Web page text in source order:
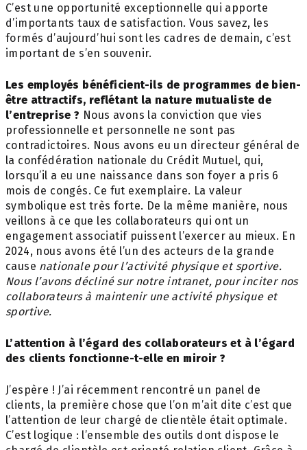
C’est une opportunité exceptionnelle qui apporte
d’importants taux de satisfaction. Vous savez, les
formés d’aujourd’hui sont les cadres de demain, c’est
important de s’en souvenir.
Les employés bénéficient-ils de programmes de bien-
être attractifs, reflétant la nature mutualiste de
l’entreprise ? Nous avons la conviction que vies
professionnelle et personnelle ne sont pas
contradictoires. Nous avons eu un directeur général de
la confédération nationale du Crédit Mutuel, qui,
lorsqu’il a eu une naissance dans son foyer a pris 6
mois de congés. Ce fut exemplaire. La valeur
symbolique est très forte. De la même manière, nous
veillons à ce que les collaborateurs qui ont un
engagement associatif puissent l’exercer au mieux. En
2024, nous avons été l’un des acteurs de la grande
cause nationale pour l’activité physique et sportive.
Nous l’avons décliné sur notre intranet, pourinciter nos
collaborateurs à maintenir une activité physique et
sportive.
L’attention à l’égard des collaborateurs et à l’égard
des clients fonctionne-t-elle en miroir ?
J’espère ! J’ai récemment rencontré un panel de
clients, la première chose que l’on m’ait dite c’est que
l’attention de leur chargé de clientèle était optimale.
C’est logique : l’ensemble des outils dont dispose le